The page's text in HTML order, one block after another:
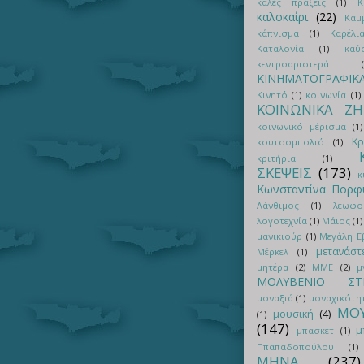
καλοκαίρι (22)
κάπνισμα
(1)
Καρέλια
Καταλονία
(1)
κεντροαριστερά
Κινητό (1) κοινωνία (1)
ΚΟΙΝΩΝΙΚΑ
κοινωνικό μέρισμα (1)
κουτσομπολιό
(1)
κριτήρια (1)
ΣΚΕΨΕΙΣ (173)
Κωνσταντίνα
Λάνθιμος (1)
λογοτεχνία (1) Μάιος (1)
μανικιούρ (1) Μεγάλη
Μέρκελ
(1)
μητέρα (2) ΜΜΕ (2)
ΜΟΛΥΒΕΝΙΟ
μοναξιά (1)
(1) μουσική (4)
(147)
μπασκετ (1)
Ππαπαδοπούλου (1)